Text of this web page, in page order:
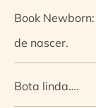
Book
de nascer.
Bota linda….